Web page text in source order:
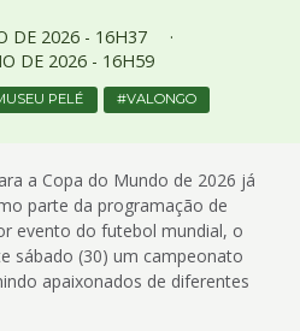
DE 2026 - 16H37
DE 2026 - 16H59
PELÉ VALONGO
a Copa do Mundo de 2026 já
parte da programação de
evento do futebol mundial, o
sábado (30) um campeonato
apaixonados de diferentes